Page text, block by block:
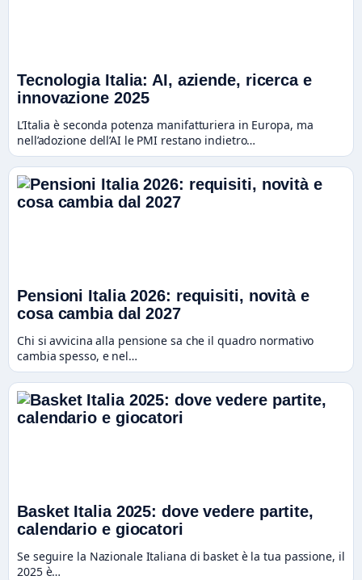
Tecnologia Italia: AI, aziende, ricerca e
innovazione 2025
L’Italia è seconda potenza manifatturiera in Europa, ma
nell’adozione dell’AI le PMI restano indietro…
Pensioni Italia 2026: requisiti, novità e
cosa cambia dal 2027
Chi si avvicina alla pensione sa che il quadro normativo
cambia spesso, e nel…
Basket Italia 2025: dove vedere partite,
calendario e giocatori
Se seguire la Nazionale Italiana di basket è la tua passione, il
2025 è…